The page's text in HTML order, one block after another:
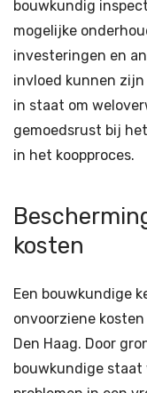
bouwkundig
mogelijke
investeringen en
invloed kunnen
in staat om
gemoedsrust bij
in het koopproces.
kosten
Een bouwkundige
onvoorziene
Den Haag. Door
bouwkundige